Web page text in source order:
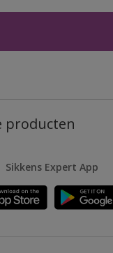
producten
Sikkens Expert App